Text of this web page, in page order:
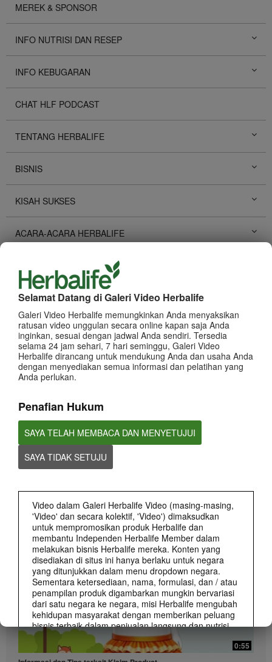
Selamat Datang di Galeri Video Herbalife
Galeri Video Herbalife memungkinkan Anda menyaksikan
ratusan video unggulan secara online kapan saja Anda
inginkan, sesuai dengan jadwal Anda sendiri. Tersedia
selama 24 jam sehari, 7 hari seminggu, Galeri Video
Herbalife dirancang untuk mendukung Anda dan usaha Anda
dengan menyediakan semua informasi dan pelatihan yang
Anda perlukan.
Penafian Hukum
SAYA TELAH MEMBACA DAN MENYETUJUI
SAYA TIDAK SETUJU
Video dalam Galeri Herbalife Video (masing-masing,
'Video' dan secara kolektif, 'Video') dimaksudkan
untuk mempromosikan produk Herbalife dan
membantu Independen Herbalife Member dalam
melakukan bisnis Herbalife mereka. Konten yang
disediakan di situs ini hanya berlaku untuk negara
yang ditunjukkan dalam menu dropdown negara.
Sementara ketersediaan, nama, formulasi, dan / atau
penampilan produk digambarkan mungkin bervariasi
dari satu negara ke negara, misi Herbalife mengubah
kehidupan masyarakat dengan memberikan peluang
bisnis terbaik dalam penjualan langsung dan nutrisi
dan berat-manajemen produk terbaik yang berlaku di
mana-mana.
MEREK & SPONSOR
INFO NUTRISI DAN RESEP
INFO KEBUGARAN
CHAT HLF PODCAST
TENTANG HERBALIFE
BISNIS
KISAH SUKSES
ACARA-ACARA HERBALIFE
PENGEMBANGAN PRIBADI
PROMOSI HERBALIFE
PRODUK Lihat Semua
Informasi dan Tips terkait Klaim Peluang Bisnis
Apa saja yang boleh dan tidak boleh dalam membuat klaim Peluang Bisnis
Herbalife
0:55